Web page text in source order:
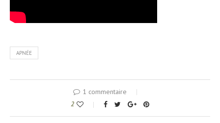
APNÉE
1 commentaire
2